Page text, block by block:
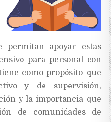
permitan apoyar estas
para personal con
como propósito que
y de supervisión,
y la importancia que
de comunidades de